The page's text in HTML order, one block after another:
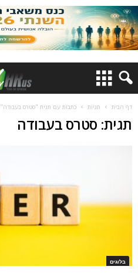
דף הבית תגיות כתבות עם תגית "סטרס בעבודה"
תגית: סטרס בעבודה
בלוגים